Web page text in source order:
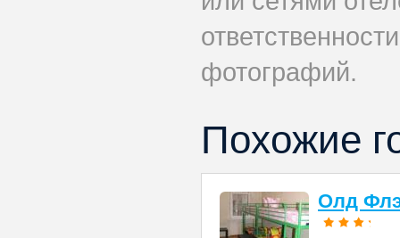
фотографий.
Похожие
Олд